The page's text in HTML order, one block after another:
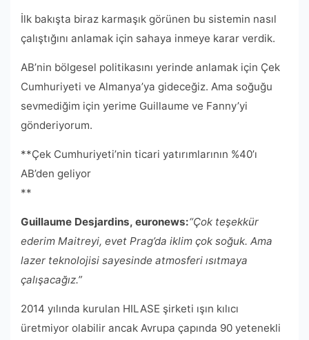
İlk bakışta biraz karmaşık görünen bu sistemin nasıl
çalıştığını anlamak için sahaya inmeye karar verdik.
AB’nin bölgesel politikasını yerinde anlamak için Çek
Cumhuriyeti ve Almanya’ya gideceğiz. Ama soğuğu
sevmediğim için yerime Guillaume ve Fanny’yi
gönderiyorum.
**Çek Cumhuriyeti’nin ticari yatırımlarının %40’ı
AB’den geliyor
**
Guillaume Desjardins, euronews:“Çok teşekkür
ederim Maitreyi, evet Prag’da iklim çok soğuk. Ama
lazer teknolojisi sayesinde atmosferi ısıtmaya
çalışacağız.”
2014 yılında kurulan HILASE şirketi ışın kılıcı
üretmiyor olabilir ancak Avrupa çapında 90 yetenekli